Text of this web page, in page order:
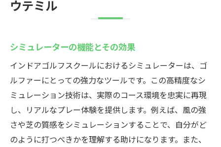
ウテミル
シミュレーターの機能とその効果
インドアゴルフスクールにおけるシミュレーターは、ゴ
ルファーにとっての強力なツールです。この高精度なシ
ミュレーション技術は、実際のコース環境を忠実に再現
し、リアルなプレー体験を提供します。例えば、風の強
さや芝の質感をシミュレーションすることで、自分がど
のように打つべきかを理解する助けになります。また、